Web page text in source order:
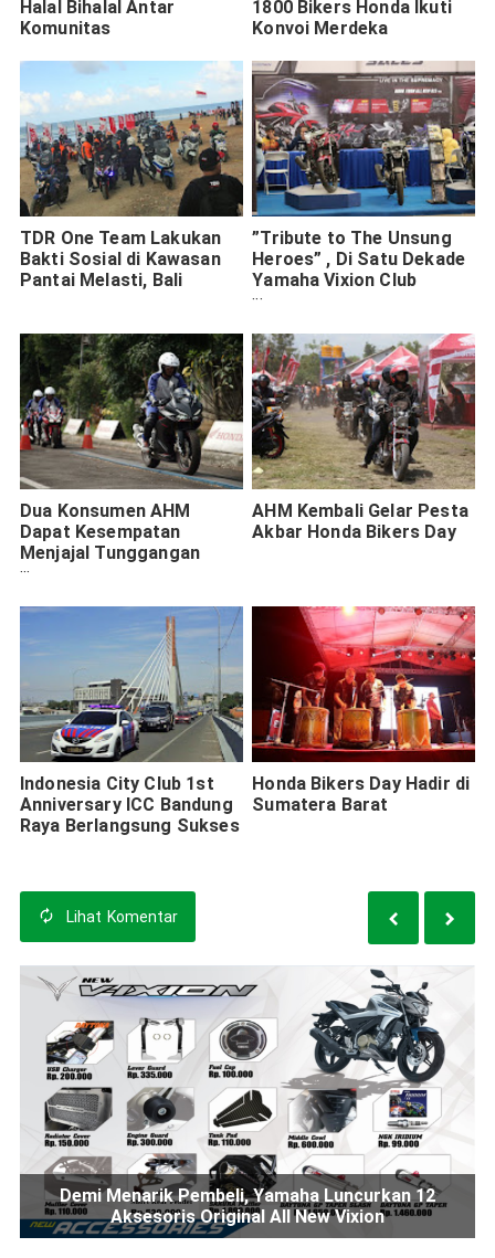
Halal Bihalal Antar
Komunitas
1800 Bikers Honda Ikuti
Konvoi Merdeka
TDR One Team Lakukan
Bakti Sosial di Kawasan
Pantai Melasti, Bali
”Tribute to The Unsung
Heroes” , Di Satu Dekade
Yamaha Vixion Club
Bandung
Dua Konsumen AHM
Dapat Kesempatan
Menjajal Tunggangan
Marquez Versi Jalan Raya
AHM Kembali Gelar Pesta
Akbar Honda Bikers Day
Indonesia City Club 1st
Anniversary ICC Bandung
Raya Berlangsung Sukses
Honda Bikers Day Hadir di
Sumatera Barat
Lihat Komentar
Demi Menarik Pembeli, Yamaha Luncurkan 12
Aksesoris Original All New Vixion